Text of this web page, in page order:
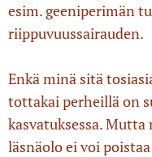
esim. geeniperimän
riippuvuussairauden.
Enkä minä sitä
tottakai perheillä on
kasvatuksessa.
läsnäolo ei voi